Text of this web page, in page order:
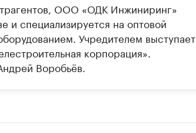
ООО «ОДК Инжиниринг»
и специализируется на оптовой
Учредителем выступает
корпорация».
Воробьёв.